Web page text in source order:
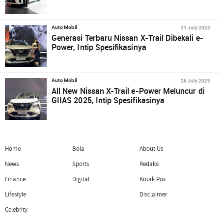
Auto Mobil 31 July 2025
Generasi Terbaru Nissan X-Trail Dibekali e-
Power, Intip Spesifikasinya
Auto Mobil 26 July 2025
All New Nissan X-Trail e-Power Meluncur di
GIIAS 2025, Intip Spesifikasinya
Home
News
Finance
Lifestyle
Celebrity
Bola
Sports
Digital
About Us
Redaksi
Kotak Pos
Disclaimer